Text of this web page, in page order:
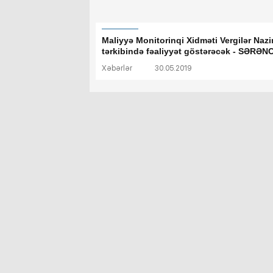
Maliyyə Monitorinqi Xidməti Vergilər
tərkibində fəaliyyət göstərəcək -
Xəbərlər 30.05.2019